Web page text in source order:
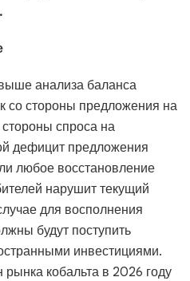
анализа баланса
со стороны предложения на
спроса на
дефицит предложения
любое восстановление
нарушит текущий
для восполнения
будут поступить
инвестициями.
кобальта в 2026 году